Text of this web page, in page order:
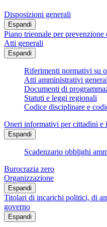
Disposizioni generali
Espandi
Piano triennale per prevenzione
Atti generali
Espandi
Riferimenti normativi su
Atti amministrativi
Documenti di
Statuti e leggi regionali
Codice disciplinare e
Oneri informativi per cittadini e
Espandi
Scadenzario obblighi
Burocrazia zero
Organizzazione
Espandi
Titolari di incarichi politici, di
governo
Espandi